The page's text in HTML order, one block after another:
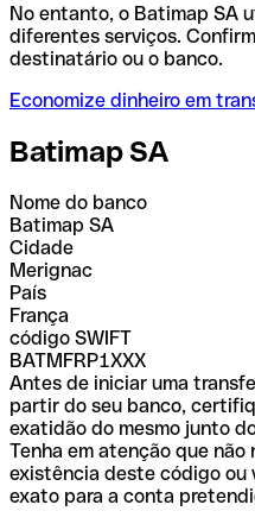
No entanto, o Batimap SA
diferentes serviços.
destinatário ou o banco.
Economize dinheiro em
Batimap SA
Nome do banco
Batimap SA
Cidade
Merignac
País
França
código SWIFT
BATMFRP1XXX
Antes de iniciar uma
partir do seu banco,
exatidão do mesmo junto
Tenha em atenção que não
existência deste código ou
exato para a conta